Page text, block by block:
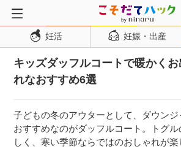
トップページ
妊活
妊娠・出産
妊娠初期
妊娠中期
妊活 妊娠・出産
キッズダッフルコートで暖かく
れなおすすめ6選
子どもの冬のアウターとして、ダウン
おすすめなのがダッフルコート。トグ
しく、寒い季節ならではのおしゃれが楽